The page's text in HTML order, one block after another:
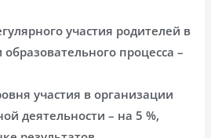
участия родителей в
процесса –
участия в организации
деятельности – на 5 %,